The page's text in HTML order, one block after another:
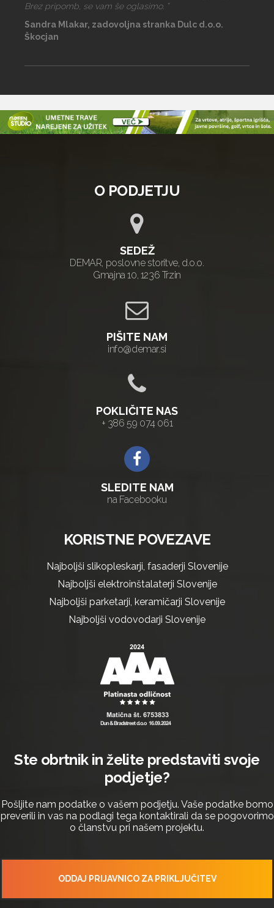
Brez pripomb, se vam še oglasimo. ”
Sandra Mlakar, zadovoljna stranka Dulc d.o.o.
Škocjan
O PODJETJU
SEDEŽ
DEMAR, poslovne storitve, d.o.o.
Gmajna 10, 1236 Trzin
PIŠITE NAM
info@demar.si
POKLIČITE NAS
+ 386 59 074 061
SLEDITE NAM
na Facebooku
KORISTNE POVEZAVE
Najboljši slikopleskarji, fasaderji Slovenije
Najboljši elektroinštalaterji Slovenije
Najboljši parketarji, keramičarji Slovenije
Najboljši vodovodarji Slovenije
Ste obrtnik in želite predstaviti svoje
podjetje?
Pošljite nam podatke o vašem podjetju. Vaše podatke bomo
preverili in vas na podlagi tega kontaktirali da se pogovorimo
o članstvu pri našem projektu.
ODDAJ PRIJAVNICO ZA PRIKLJUČITEV